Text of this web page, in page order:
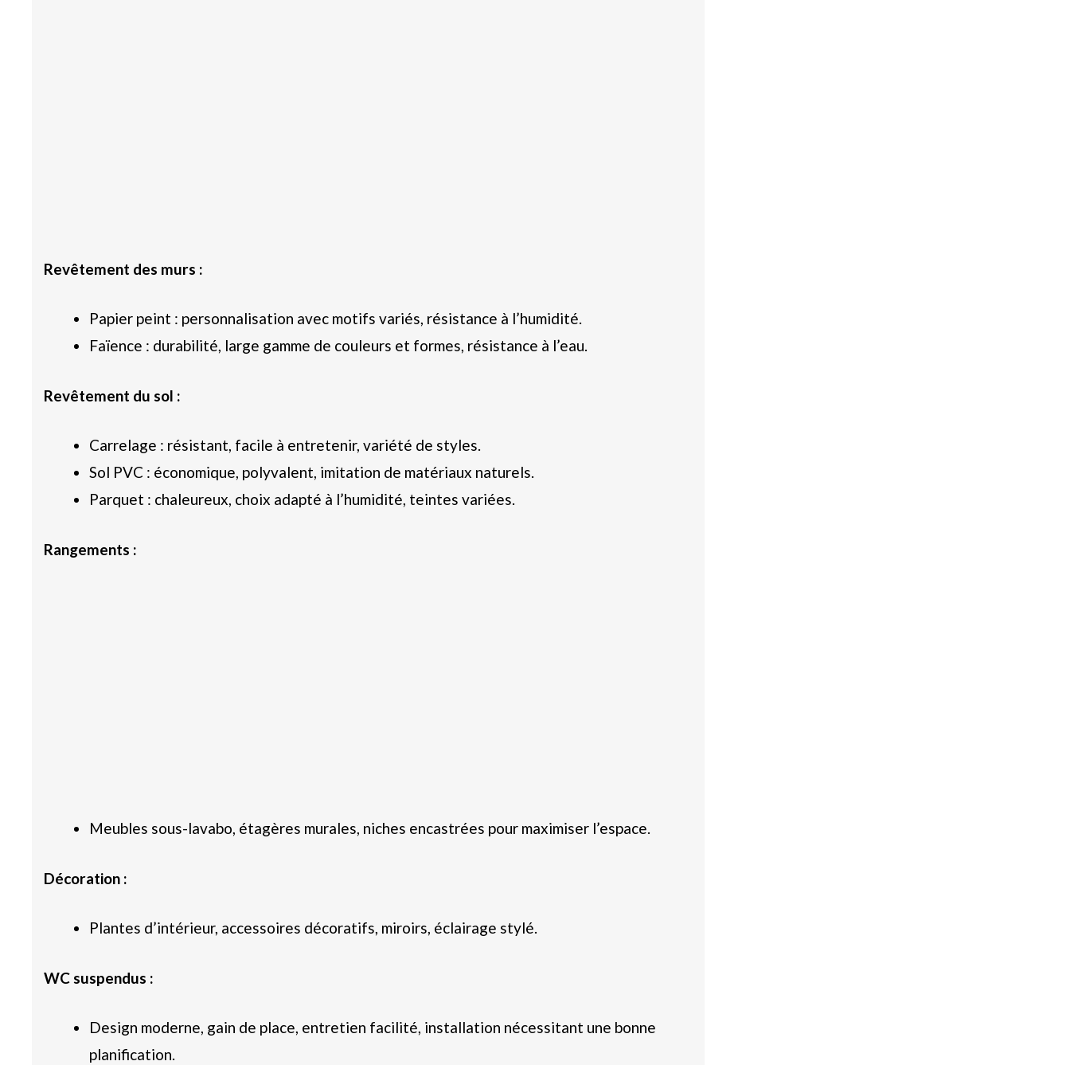
Revêtement des murs :
Papier peint : personnalisation avec motifs variés, résistance à l’humidité.
Faïence : durabilité, large gamme de couleurs et formes, résistance à l’eau.
Revêtement du sol :
Carrelage : résistant, facile à entretenir, variété de styles.
Sol PVC : économique, polyvalent, imitation de matériaux naturels.
Parquet : chaleureux, choix adapté à l’humidité, teintes variées.
Rangements :
Meubles sous-lavabo, étagères murales, niches encastrées pour maximiser l’espace.
Décoration :
Plantes d’intérieur, accessoires décoratifs, miroirs, éclairage stylé.
WC suspendus :
Design moderne, gain de place, entretien facilité, installation nécessitant une bonne
planification.